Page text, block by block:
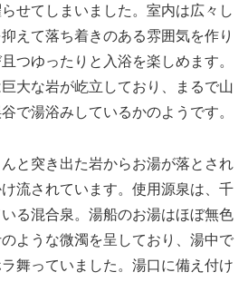
せてしまいました。室内は広々し
えて落ち着きのある雰囲気を作り
つゆったりと入浴を楽しめます。
大な岩が屹立しており、まるで山
で湯浴みしているかのようです。
と突き出た岩からお湯が落とされ
流されています。使用源泉は、千
る混合泉。湯船のお湯はほぼ無色
ような微濁を呈しており、湯中で
舞っていました。湯口に備え付け